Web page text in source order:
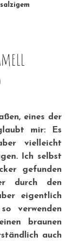
eines der
mir: Es
vielleicht
Ich selbst
gefunden
durch den
eigentlich
verwenden
braunen
auch